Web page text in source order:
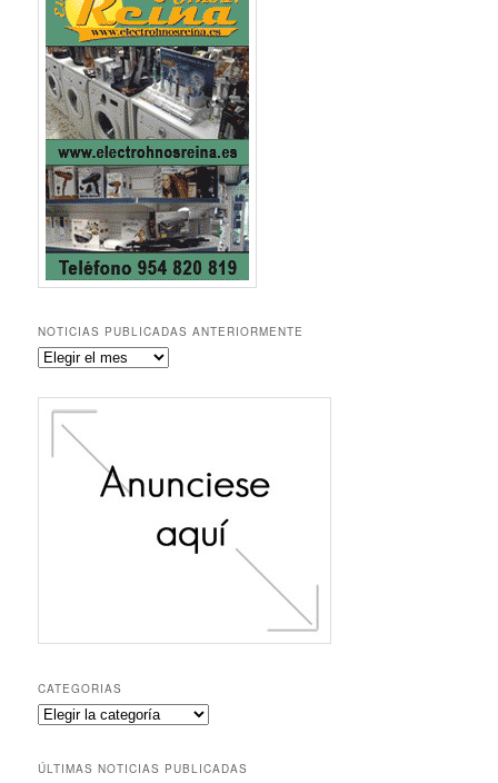
NOTICIAS PUBLICADAS ANTERIORMENTE
Noticias
anteriormente
CATEGORIAS
Categorias
ÚLTIMAS NOTICIAS PUBLICADAS